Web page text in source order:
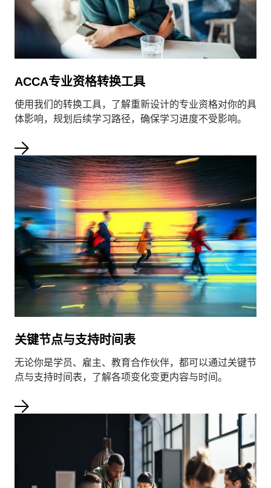
ACCA专业资格转换工具
使用我们的转换工具，了解重新设计的专业资格对你的具
体影响，规划后续学习路径，确保学习进度不受影响。
关键节点与支持时间表
无论你是学员、雇主、教育合作伙伴，都可以通过关键节
点与支持时间表，了解各项变化变更内容与时间。